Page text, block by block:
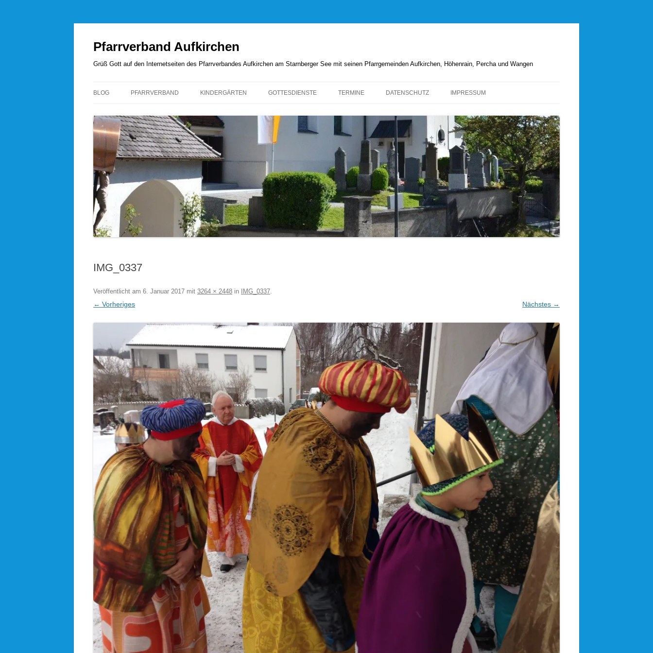
Pfarrverband Aufkirchen
Grüß Gott auf den Internetseiten des Pfarrverbandes Aufkirchen am Starnberger See mit seinen Pfarrgemeinden Aufkirchen, Höhenrain, Percha und Wangen
BLOG PFARRVERBAND
PFARRVERBANDSRAT
PFARREI AUFKIRCHEN
PFARREI HÖHENRAIN
PFARREI PERCHA
PFARREI WANGEN
KOLPINGSFAMILIE HÖHENRAIN
KIRCHEN UND KAPELLEN IM
KINDERGÄRTEN GOTTESDIENSTE
KIRCHENANZEIGER
PFARRBRIEFE
TERMINE DATENSCHUTZ IMPRESSUM
IMG_0337
Veröffentlicht am 6. Januar 2017 mit 3264 × 2448 in IMG_0337.
← Vorheriges Nächstes →